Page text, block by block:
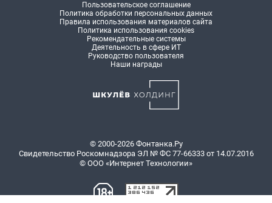
Пользовательское соглашение
Политика обработки персональных данных
Правила использования материалов сайта
Политика использования cookies
Рекомендательные системы
Деятельность в сфере ИТ
Руководство пользователя
Наши награды
© 2000-2026 Фонтанка.Ру
Свидетельство Роскомнадзора ЭЛ № ФС 77-66333 от 14.07.2016
© ООО «Интернет Технологии»